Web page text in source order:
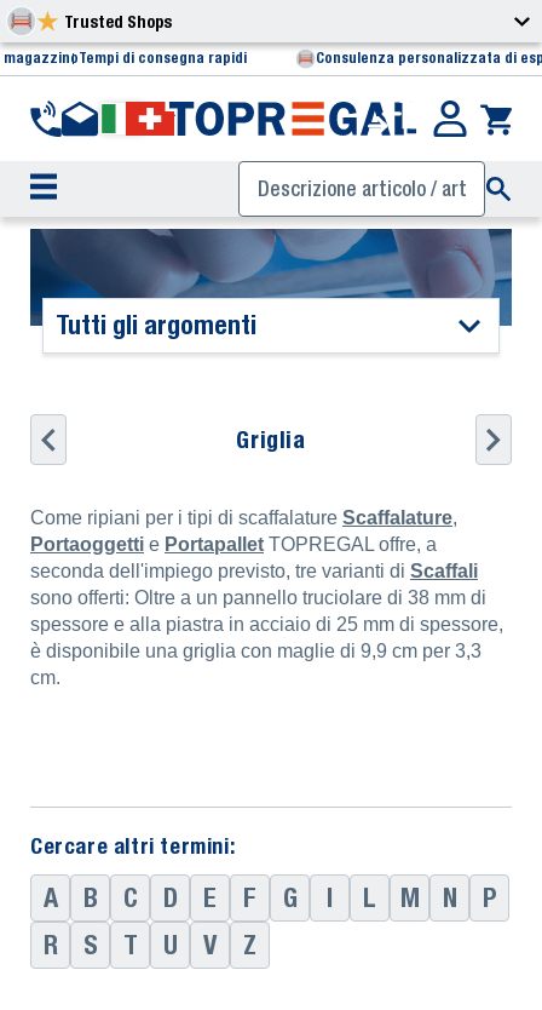
Trusted Shops
magazzinoTempi di consegna rapidi Consulenza personalizzata di
Tutti gli argomenti
Griglia
Come ripiani per i tipi di scaffalature Scaffalature,
Portaoggetti e Portapallet TOPREGAL offre, a
seconda dell'impiego previsto, tre varianti di Scaffali
sono offerti: Oltre a un pannello truciolare di 38 mm di
spessore e alla piastra in acciaio di 25 mm di spessore,
è disponibile una griglia con maglie di 9,9 cm per 3,3
cm.
Cercare altri termini:
A B C D E F G I L M N
P
R
S T U V Z